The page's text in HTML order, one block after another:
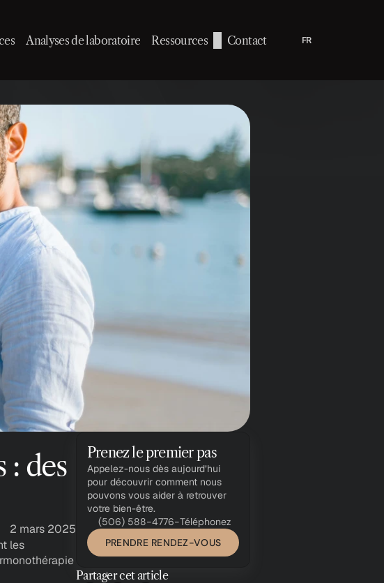
Analyses de laboratoire Ressources Contact FR
: des
2 mars 2025
les
Prenez le premier pas
Appelez-nous dès aujourd’hui
pour découvrir comment nous
pouvons vous aider à retrouver
votre bien-être.
(506) 588-4776-Téléphonez
PRENDRE RENDEZ-VOUS
Partager cet article